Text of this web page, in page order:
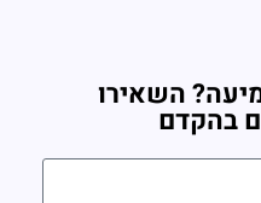
השאירו
בהקדם